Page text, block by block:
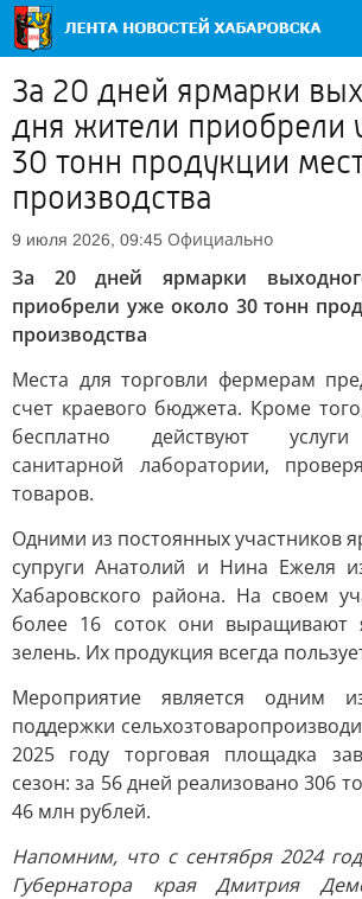
За 20 дней ярмарки
дня жители приобрели
30 тонн продукции
производства
9 июля 2026, 09:45 Официально
За 20 дней ярмарки
приобрели уже около 30 тонн
производства
Места для торговли фермерам
счет краевого бюджета. Кроме
бесплатно действуют
санитарной лаборатории,
товаров.
Одними из постоянных участников
супруги Анатолий и Нина Ежеля
Хабаровского района. На своем
более 16 соток они
зелень. Их продукция всегда
Мероприятие является одним
поддержки
2025 году торговая площадка
сезон: за 56 дней реализовано 306
46 млн рублей.
Напомним, что с сентября 2024
Губернатора края Дмитрия